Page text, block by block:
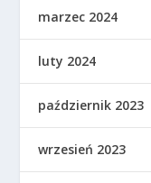
marzec 2024
luty 2024
październik 2023
wrzesień 2023